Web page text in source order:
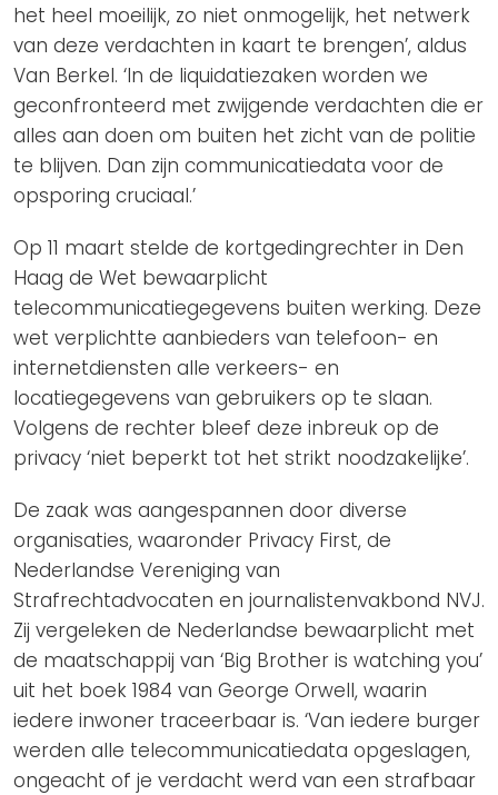
het heel moeilijk, zo niet onmogelijk, het netwerk
van deze verdachten in kaart te brengen’, aldus
Van Berkel. ‘In de liquidatiezaken worden we
geconfronteerd met zwijgende verdachten die er
alles aan doen om buiten het zicht van de politie
te blijven. Dan zijn communicatiedata voor de
opsporing cruciaal.’
Op 11 maart stelde de kortgedingrechter in Den
Haag de Wet bewaarplicht
telecommunicatiegegevens buiten werking. Deze
wet verplichtte aanbieders van telefoon- en
internetdiensten alle verkeers- en
locatiegegevens van gebruikers op te slaan.
Volgens de rechter bleef deze inbreuk op de
privacy ‘niet beperkt tot het strikt noodzakelijke’.
De zaak was aangespannen door diverse
organisaties, waaronder Privacy First, de
Nederlandse Vereniging van
Strafrechtadvocaten en journalistenvakbond NVJ.
Zij vergeleken de Nederlandse bewaarplicht met
de maatschappij van ‘Big Brother is watching you’
uit het boek 1984 van George Orwell, waarin
iedere inwoner traceerbaar is. ‘Van iedere burger
werden alle telecommunicatiedata opgeslagen,
ongeacht of je verdacht werd van een strafbaar